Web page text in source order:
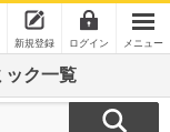
新規登録 ログイン メニュー
ック一覧